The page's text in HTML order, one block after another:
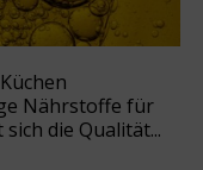
Nährstoffe für
die Qualität...